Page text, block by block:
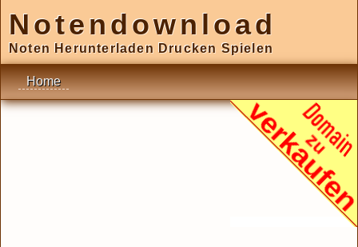
Notendownload
Noten Herunterladen Drucken Spielen
Home